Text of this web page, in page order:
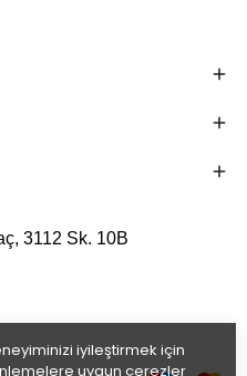
iyileştirmek için
uygun çerezler
3112 Sk. 10B